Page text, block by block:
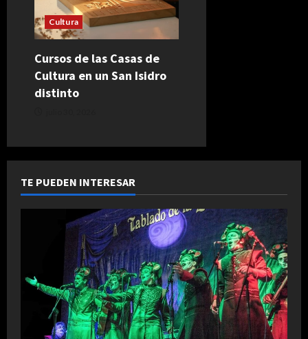
Cultura
Cursos de las Casas de
Cultura en un San Isidro
distinto
TE PUEDEN INTERESAR